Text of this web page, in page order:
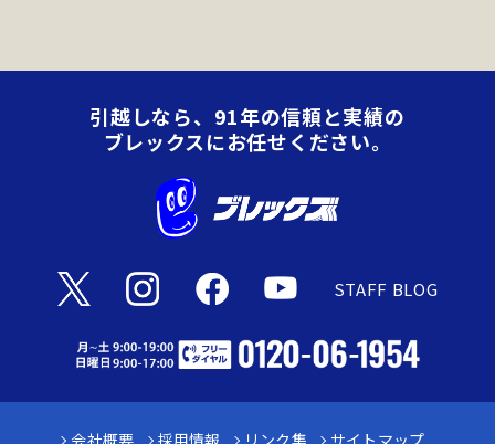
引越しなら、91年の信頼と実績の
ブレックスにお任せください。
STAFF BLOG